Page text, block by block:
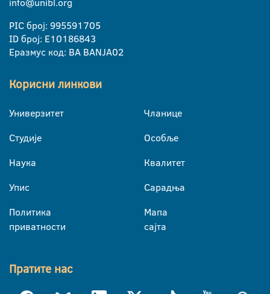
PIC број: 995591705
ID број: E10186843
Еразмус код: BA BANJA02
Корисни линкови
Универзитет
Студије
Наука
Упис
Политика
приватности
Чланице
Особље
Квалитет
Сарадња
Мапа
сајта
Пратите нас